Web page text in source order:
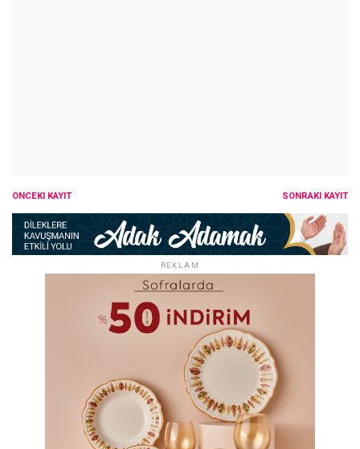
SONRAKI KAYIT
ÖNCEKI KAYIT
REKLAM